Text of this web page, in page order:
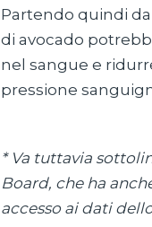
Partendo quindi
di avocado
nel sangue e
pressione
* Va tuttavia
Board, che ha
accesso ai dati